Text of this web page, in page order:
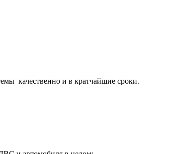
качественно и в кратчайшие сроки.